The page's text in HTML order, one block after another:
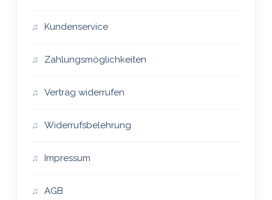
Kundenservice
Zahlungsmöglichkeiten
Vertrag widerrufen
Widerrufsbelehrung
Impressum
AGB